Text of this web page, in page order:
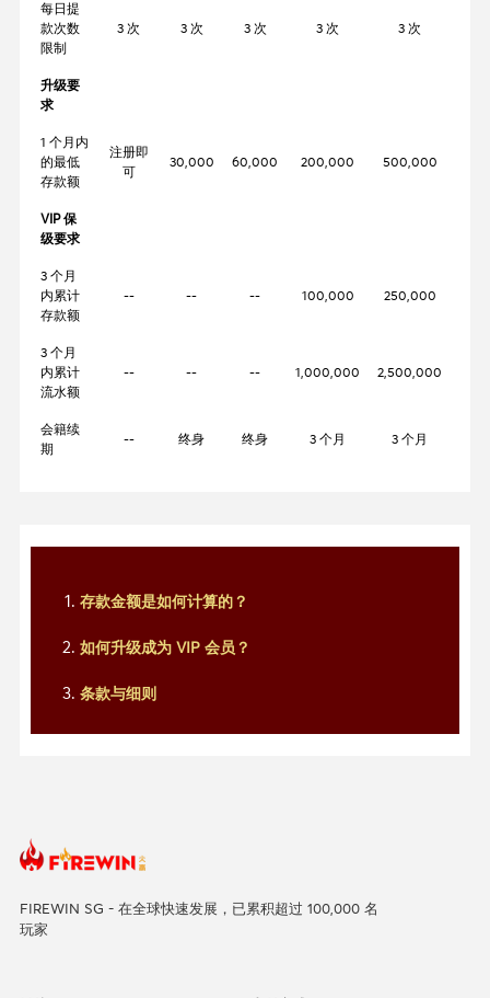
每日提
款次数
限制
3 次 3 次 3 次 3 次 3 次
升级要
求
1 个月内
的最低
存款额
注册即
可
30,000 60,000 200,000 500,000
VIP 保
级要求
3 个月
内累计
存款额
-- -- -- 100,000 250,000
3 个月
内累计
流水额
-- -- -- 1,000,000 2,500,000
会籍续
期
-- 终身 终身 3 个月 3 个月
存款金额是如何计算的？
如何升级成为 VIP 会员？
条款与细则
FIREWIN SG - 在全球快速发展，已累积超过 100,000 名
玩家